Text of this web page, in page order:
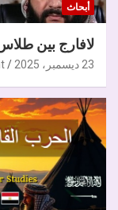
أبحاث
لافارج بين
23 ديسمبر، 2025